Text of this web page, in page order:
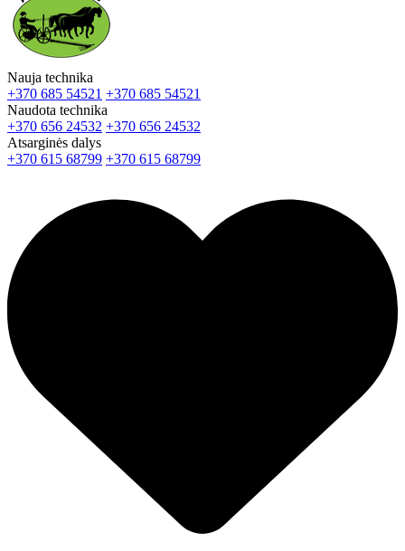
Nauja technika
+370 685 54521 +370 685 54521
Naudota technika
+370 656 24532 +370 656 24532
Atsarginės dalys
+370 615 68799 +370 615 68799